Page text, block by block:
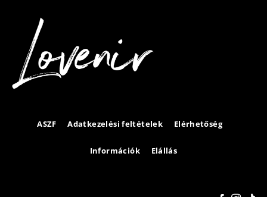
ASZF Adatkezelési feltételek Elérhetőség
Információk Elállás